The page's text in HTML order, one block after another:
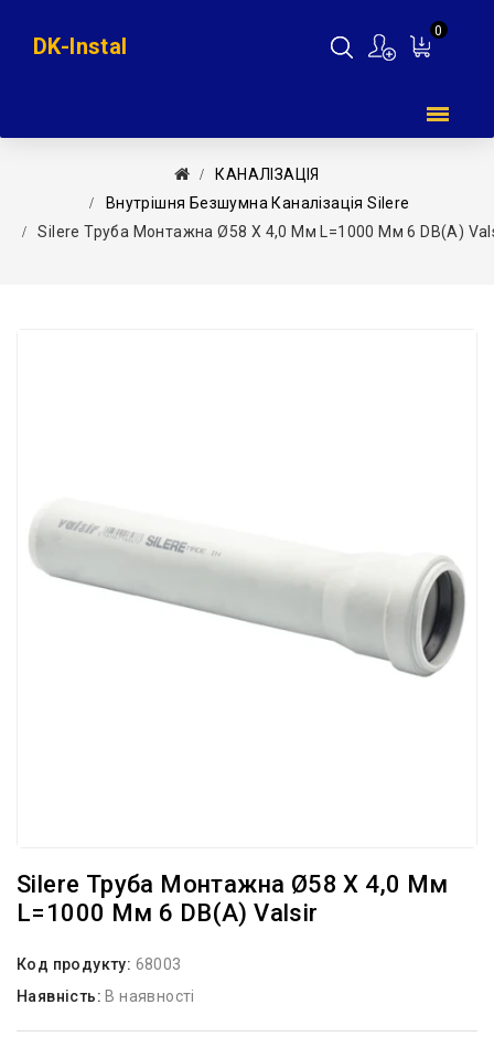
0
DK-Instal
КАНАЛІЗАЦІЯ
Внутрішня Безшумна Каналізація Silere
Silere Труба Монтажна Ø58 X 4,0 Мм L=1000 Мм 6 DB(A)
Silere Труба Монтажна Ø58 X 4,0 Мм
L=1000 Мм 6 DB(A) Valsir
Код продукту: 68003
Наявність: В наявності